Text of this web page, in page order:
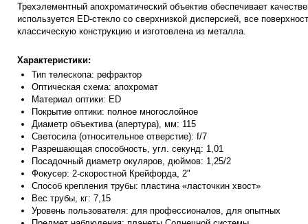
Трехэлементный апохроматический объектив обеспечивает
используется ED-стекло со сверхнизкой дисперсией, все
классическую конструкцию и изготовлена из металла.
Характеристики:
Тип телескопа: рефрактор
Оптическая схема: апохромат
Материал оптики: ED
Покрытие оптики: полное многослойное
Диаметр объектива (апертура), мм: 115
Светосила (относительное отверстие): f/7
Разрешающая способность, угл. секунд: 1,01
Посадочный диаметр окуляров, дюймов: 1,25/2
Фокусер: 2-скоростной Крейфорда, 2"
Способ крепления трубы: пластина «ласточкин хвост»
Вес трубы, кг: 7,15
Уровень пользователя: для профессионалов, для опытных